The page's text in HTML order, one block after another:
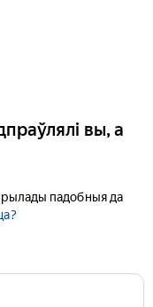
вы, а
падобныя да